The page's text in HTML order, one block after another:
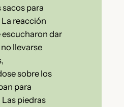
sacos para
reacción
dar
llevarse
sobre los
para
piedras